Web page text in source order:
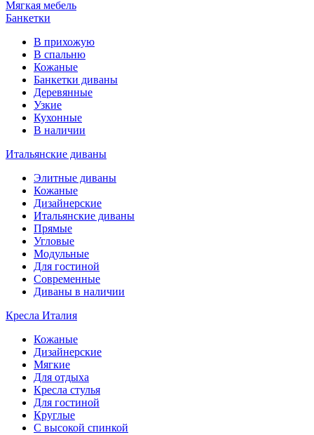
Мягкая мебель
Банкетки
В прихожую
В спальню
Кожаные
Банкетки диваны
Деревянные
Узкие
Кухонные
В наличии
Итальянские диваны
Элитные диваны
Кожаные
Дизайнерские
Итальянские диваны
Прямые
Угловые
Модульные
Для гостиной
Современные
Диваны в наличии
Кресла Италия
Кожаные
Дизайнерские
Мягкие
Для отдыха
Кресла стулья
Для гостиной
Круглые
С высокой спинкой